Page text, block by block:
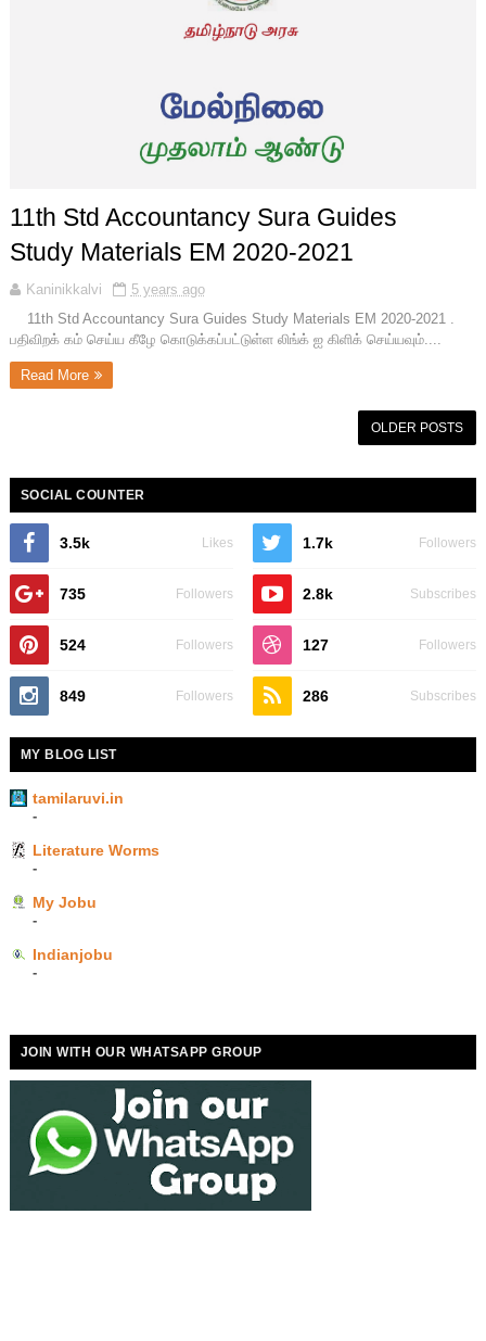
11th Std Accountancy Sura Guides
Study Materials EM 2020-2021
Kaninikkalvi
5 years ago
11th Std Accountancy Sura Guides Study Materials EM 2020-2021 .
பதிவிறக் கம் செய்ய கீழே கொடுக்கப்பட்டுள்ள லிங்க் ஐ கிளிக் செய்யவும்....
Read More
OLDER POSTS
SOCIAL COUNTER
3.5k Likes 1.7k Followers
735 Followers 2.8k Subscribes
524 Followers 127 Followers
849 Followers 286 Subscribes
MY BLOG LIST
tamilaruvi.in
-
Literature Worms
-
My Jobu
-
Indianjobu
-
JOIN WITH OUR WHATSAPP GROUP